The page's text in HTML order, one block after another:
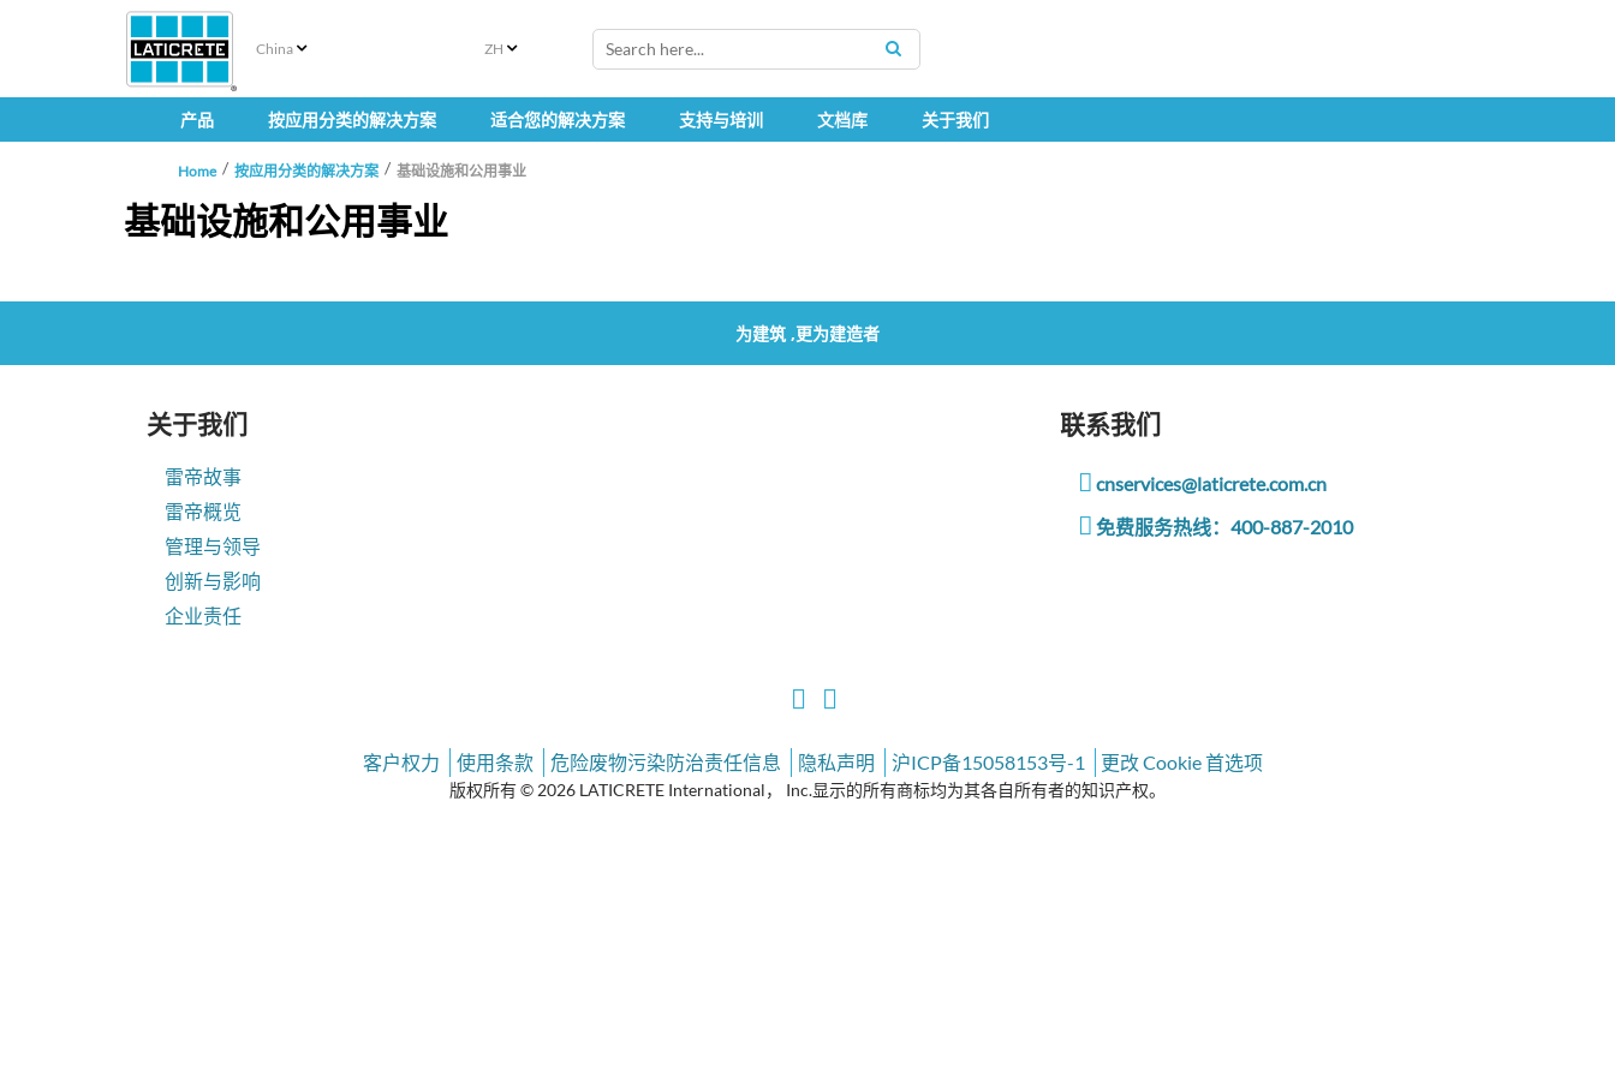
China ZH
SEARCH
产品 按应用分类的解决方案 适合您的解决方案 支持与培训 文档库 关于我们
Home 按应用分类的解决方案 基础设施和公用事业
基础设施和公用事业
为建筑 ,更为建造者
关于我们
雷帝故事
雷帝概览
管理与领导
创新与影响
企业责任
联系我们
cnservices@laticrete.com.cn
免费服务热线：400-887-2010
客户权力 使用条款 危险废物污染防治责任信息 隐私声明 沪ICP备15058153号-1 更改 Cookie 首选项
版权所有 © 2026 LATICRETE International， Inc.显示的所有商标均为其各自所有者的知识产权。